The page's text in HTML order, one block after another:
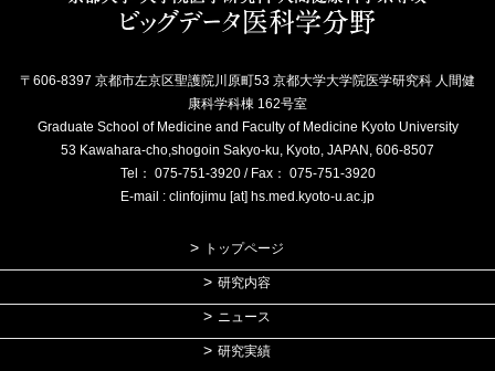
〒606-8397 京都市左京区聖護院川原町53 京都大学大学院医学研究科 人間健
康科学科棟 162号室
Graduate School of Medicine and Faculty of Medicine Kyoto University
53 Kawahara-cho,shogoin Sakyo-ku, Kyoto, JAPAN, 606-8507
Tel： 075-751-3920 / Fax： 075-751-3920
E-mail : clinfojimu [at] hs.med.kyoto-u.ac.jp
トップページ
研究内容
ニュース
研究実績